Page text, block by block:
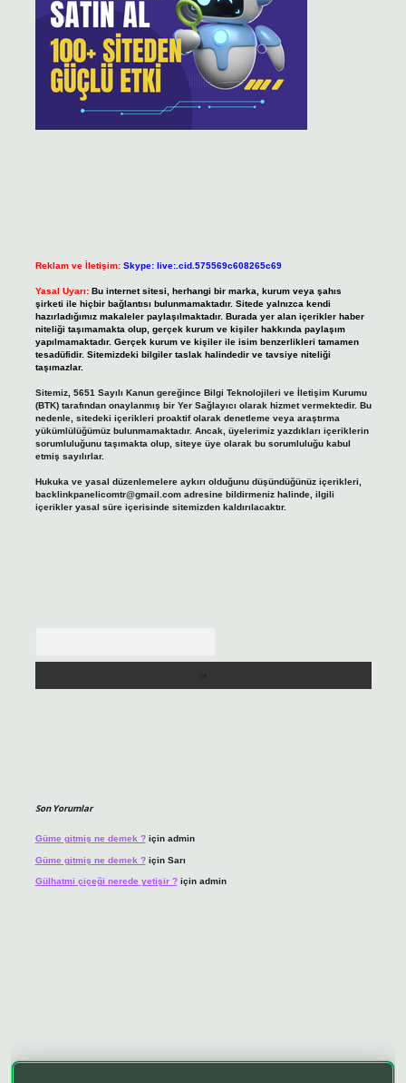
Reklam ve İletişim: Skype: live:.cid.575569c608265c69
Yasal Uyarı: Bu internet sitesi, herhangi bir marka, kurum veya şahıs
şirketi ile hiçbir bağlantısı bulunmamaktadır. Sitede yalnızca kendi
hazırladığımız makaleler paylaşılmaktadır. Burada yer alan içerikler haber
niteliği taşımamakta olup, gerçek kurum ve kişiler hakkında paylaşım
yapılmamaktadır. Gerçek kurum ve kişiler ile isim benzerlikleri tamamen
tesadüfidir. Sitemizdeki bilgiler taslak halindedir ve tavsiye niteliği
taşımazlar.
Sitemiz, 5651 Sayılı Kanun gereğince Bilgi Teknolojileri ve İletişim Kurumu
(BTK) tarafından onaylanmış bir Yer Sağlayıcı olarak hizmet vermektedir. Bu
nedenle, sitedeki içerikleri proaktif olarak denetleme veya araştırma
yükümlülüğümüz bulunmamaktadır. Ancak, üyelerimiz yazdıkları içeriklerin
sorumluluğunu taşımakta olup, siteye üye olarak bu sorumluluğu kabul
etmiş sayılırlar.
Hukuka ve yasal düzenlemelere aykırı olduğunu düşündüğünüz içerikleri,
backlinkpanelicomtr@gmail.comadresine bildirmeniz halinde, ilgili
içerikler yasal süre içerisinde sitemizden kaldırılacaktır.
Son Yorumlar
Güme gitmiş ne demek ?için admin
Güme gitmiş ne demek ?için Sarı
Gülhatmi çiçeği nerede yetişir ?için admin